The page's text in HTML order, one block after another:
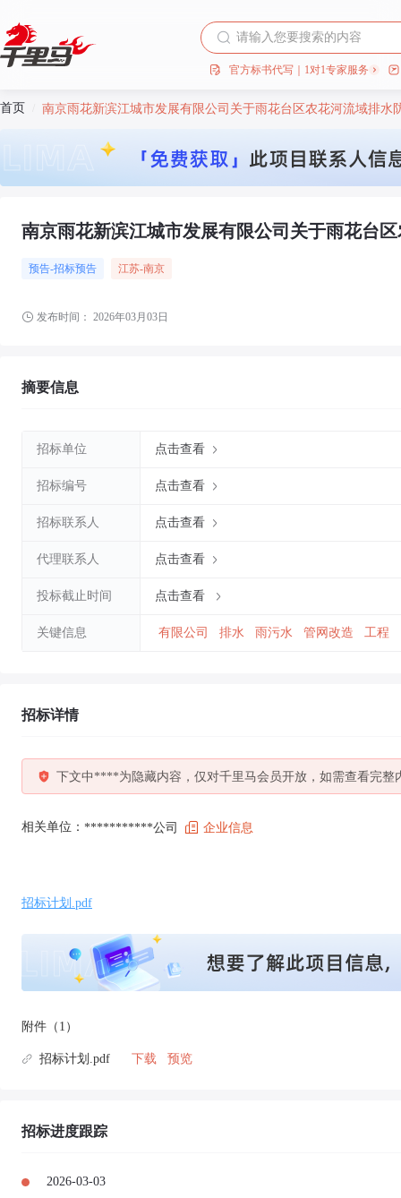
官方标书代写｜1对1专家服务
首页 南京雨花新滨江城市发展有限公司关于雨花台区农花河流域排
南京雨花新滨江城市发展有限公司关于雨花台
预告-招标预告 江苏-南京
发布时间： 2026年03月03日
摘要信息
招标单位 点击查看
招标编号 点击查看
招标联系人 点击查看
代理联系人 点击查看
投标截止时间 点击查看
关键信息 有限公司 排水 雨污水 管网改造 工程
招标详情
下文中****为隐藏内容，仅对千里马会员开放，如需查看完整
相关单位： ***********公司 企业信息
招标计划.pdf
附件（1）
招标计划.pdf 下载 预览
招标进度跟踪
2026-03-03